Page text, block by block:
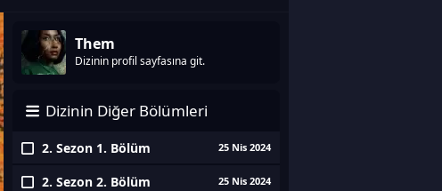
Them
Dizinin profil sayfasına git.
Dizinin Diğer Bölümleri
2. Sezon 1. Bölüm 25 Nis 2024
2. Sezon 2. Bölüm 25 Nis 2024